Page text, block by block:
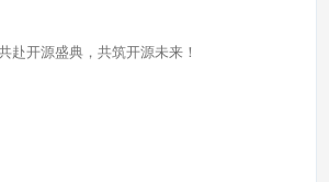
赴开源盛典，共筑开源未来！